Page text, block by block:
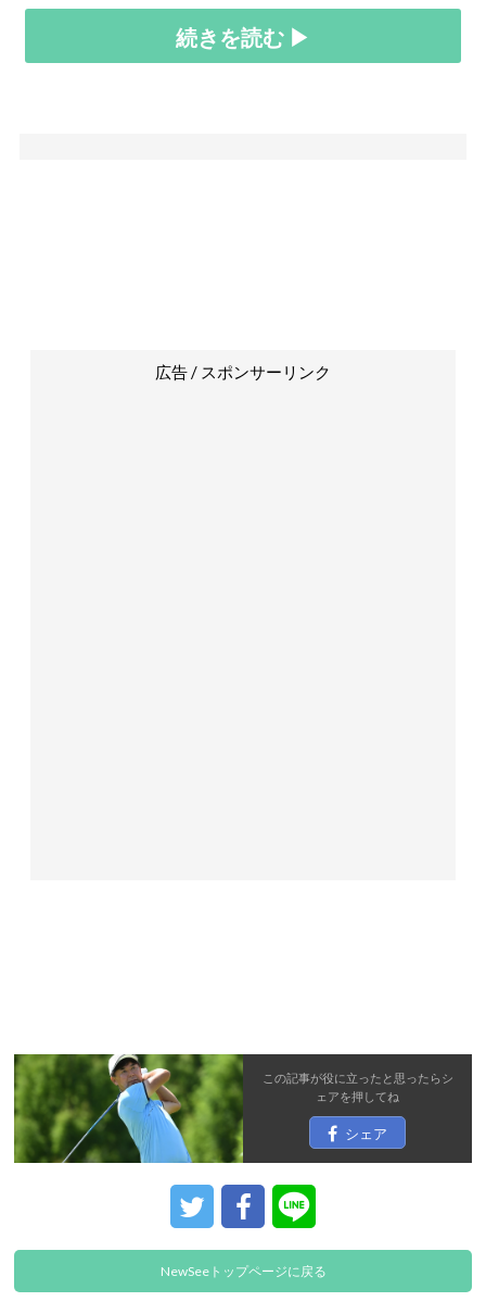
続きを読む ▶
広告 / スポンサーリンク
この記事が役に立ったと思ったらシ
ェアを押してね
シェア
NewSeeトップページに戻る